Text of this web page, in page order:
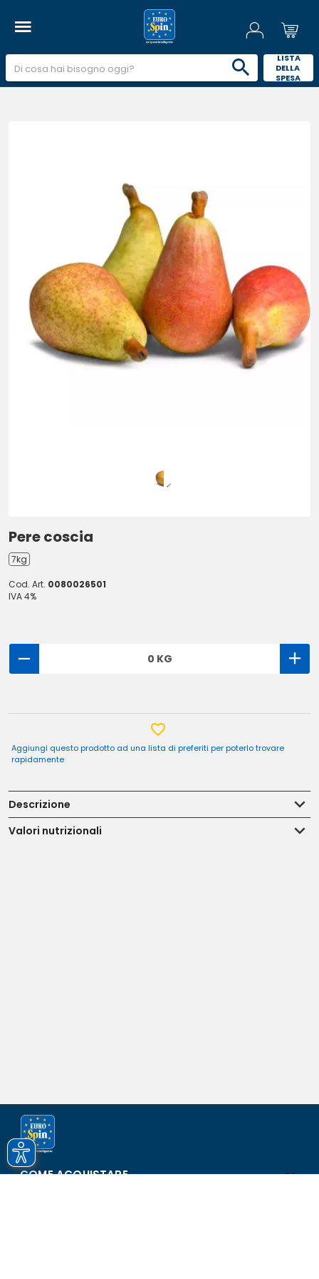
LISTA
DELLA
SPESA
Pere coscia
7kg
Cod. Art. 0080026501
IVA 4%
0 KG
Aggiungi questo prodotto ad una lista di preferiti per poterlo trovare
rapidamente
Descrizione
Valori nutrizionali
COME ACQUISTARE